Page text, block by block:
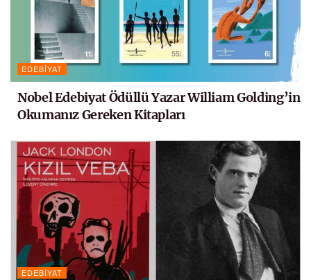
EDEBIYAT
Nobel Edebiyat Ödüllü Yazar William Golding’in
Okumanız Gereken Kitapları
EDEBIYAT